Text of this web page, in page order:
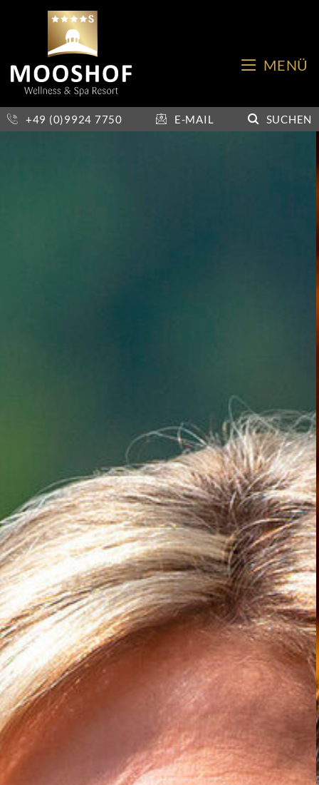
MENÜ
+49 (0)9924 7750 E-MAIL SUCHEN